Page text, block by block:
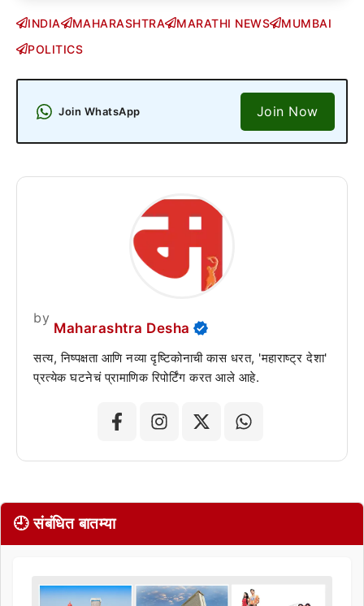
INDIA MAHARASHTRA MARATHI NEWS
MUMBAI
POLITICS
Join WhatsApp Join Now
by
Maharashtra Desha
सत्य, निष्पक्षता आणि नव्या दृष्टिकोनाची कास धरत, 'महाराष्ट्र देशा'
प्रत्येक घटनेचं प्रामाणिक रिपोर्टिंग करत आले आहे.
🕘 संबंधित बातम्या